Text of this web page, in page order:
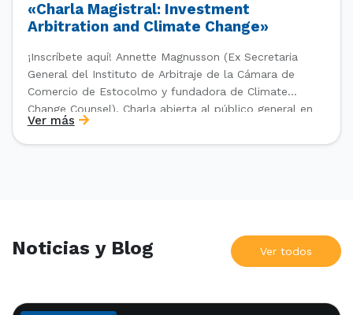
«Charla Magistral: Investment
Arbitration and Climate Change»
¡Inscríbete aquí! Annette Magnusson (Ex Secretaria
General del Instituto de Arbitraje de la Cámara de
Comercio de Estocolmo y fundadora de Climate
Change Counsel). Charla abierta al público general en
el marco del IV Diploma de Postítulo en Arbitraje
Nacional y Comercial Internacional, organizado por el
Ver más
Noticias y Blog Ver todos